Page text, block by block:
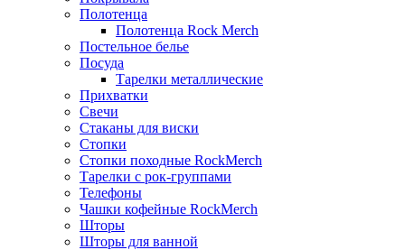
Полотенца
Полотенца Rock Merch
Постельное белье
Посуда
Тарелки металлические
Прихватки
Свечи
Стаканы для виски
Стопки
Стопки походные RockMerch
Тарелки с рок-группами
Телефоны
Чашки кофейные RockMerch
Шторы
Шторы для ванной